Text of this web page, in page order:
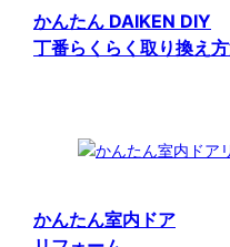
かんたん DAIKEN DIY
丁番らくらく取り換え
かんたん室内ドア